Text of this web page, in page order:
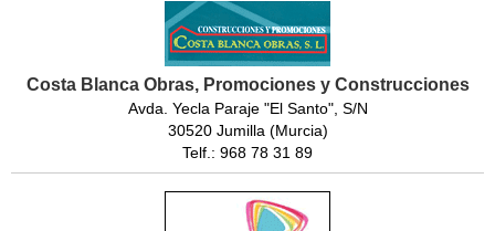
Costa Blanca Obras, Promociones y Construcciones
Avda. Yecla Paraje "El Santo", S/N
30520 Jumilla (Murcia)
Telf.: 968 78 31 89